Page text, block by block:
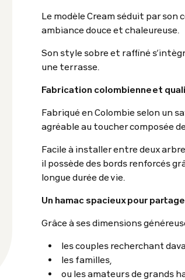
Le modèle Cream séduit par
ambiance douce et chaleureuse.
Son style sobre et raffiné
une terrasse.
Fabrication colombienne et
Fabriqué en Colombie selon un
agréable au toucher composée
Facile à installer entre deux
il possède des bords renforcés
longue durée de vie.
Un hamac spacieux pour
Grâce à ses dimensions
les couples recherchant
les familles,
ou les amateurs de grands